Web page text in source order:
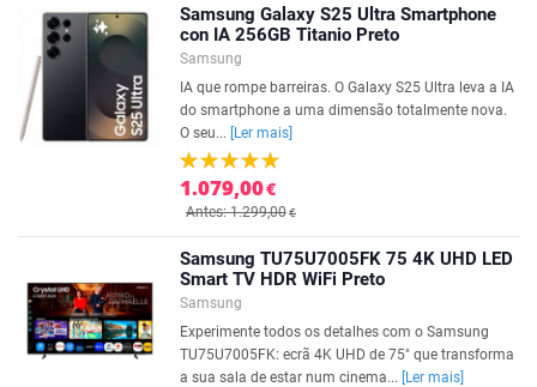
Samsung Galaxy S25 Ultra Smartphone
con IA 256GB Titanio Preto
Samsung
IA que rompe barreiras. O Galaxy S25 Ultra leva a IA
do smartphone a uma dimensão totalmente nova.
O seu...
[Ler mais]
1.079,00€
Antes: 1.299,00€
Samsung TU75U7005FK 75 4K UHD LED
Smart TV HDR WiFi Preto
Samsung
Experimente todos os detalhes com o Samsung
TU75U7005FK: ecrã 4K UHD de 75" que transforma
a sua sala de estar num cinema...
[Ler mais]